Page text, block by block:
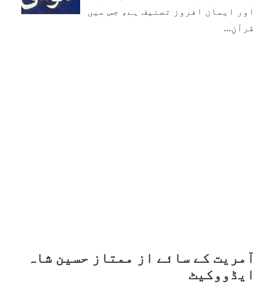
اور ایمان افروز تصنیف ہے، جس میں
قرآنِ…
آمریت کے سائے از ممتاز حسین شاہ
ایڈووکیٹ